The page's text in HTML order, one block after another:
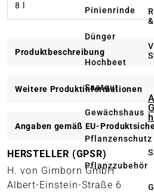
Pinienrinde
Dünger
Hochbeet
Saatgut
Gewächshaus
Pflanzenschutz
Pflanzzubehör
8 l
Produktbeschreibung
Weitere Produktinformationen
Angaben gemäß EU-
HERSTELLER (GPSR)
H. von Gimborn GmbH
Albert-Einstein-Straße 6